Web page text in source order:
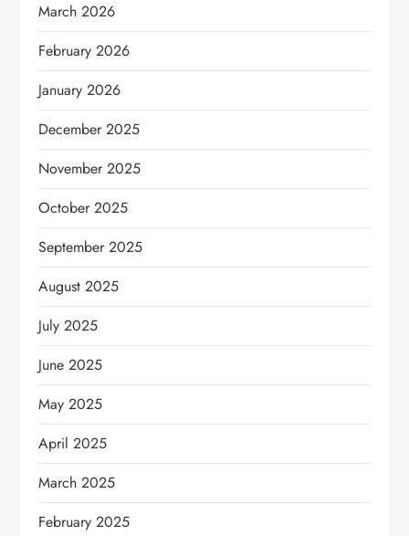
March 2026
February 2026
January 2026
December 2025
November 2025
October 2025
September 2025
August 2025
July 2025
June 2025
May 2025
April 2025
March 2025
February 2025